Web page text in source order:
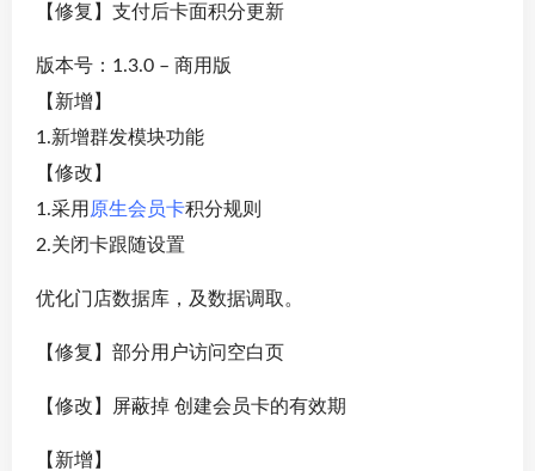
【修复】支付后卡面积分更新
版本号：1.3.0 – 商用版
【新增】
1.新增群发模块功能
【修改】
1.采用 原生会员卡积分规则
2.关闭卡跟随设置
优化门店数据库，及数据调取。
【修复】部分用户访问空白页
【修改】屏蔽掉 创建会员卡的有效期
【新增】